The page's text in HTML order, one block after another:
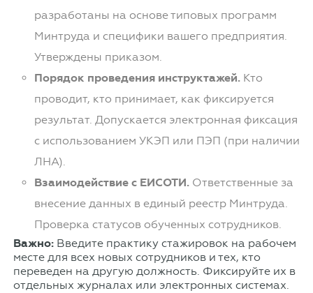
разработаны на основе типовых программ
Минтруда и специфики вашего предприятия.
Утверждены приказом.
Порядок проведения инструктажей.Кто
проводит, кто принимает, как фиксируется
результат. Допускается электронная фиксация
с использованием УКЭП или ПЭП (при наличии
ЛНА).
Взаимодействие с ЕИСОТИ.Ответственные за
внесение данных в единый реестр Минтруда.
Проверка статусов обученных сотрудников.
Важно:Введите практику стажировок на рабочем
месте для всех новых сотрудников и тех, кто
переведен на другую должность. Фиксируйте их в
отдельных журналах или электронных системах.